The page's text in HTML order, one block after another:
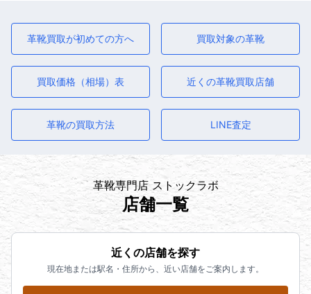
革靴買取が初めての方へ 買取対象の革靴
買取価格（相場）表 近くの革靴買取店舗
革靴の買取方法 LINE査定
革靴専門店 ストックラボ
店舗一覧
近くの店舗を探す
現在地または駅名・住所から、近い店舗をご案内します。